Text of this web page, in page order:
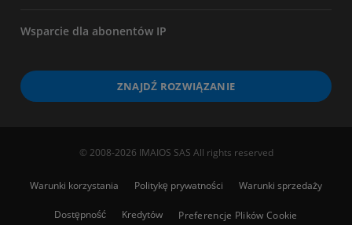
Wsparcie dla abonentów IP
ZNAJDŹ ROZWIĄZANIE
© 2008-2026 IMAIOS SAS All rights reserved
Warunki korzystania Politykę prywatności Warunki sprzedaży
Dostępność Kredytów Preferencje Plików Cookie